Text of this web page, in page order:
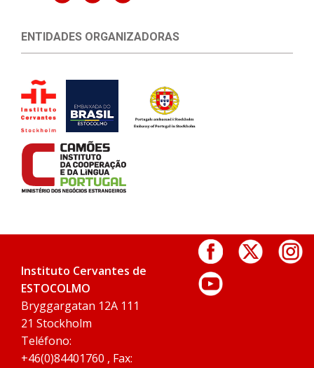
ENTIDADES ORGANIZADORAS
Instituto Cervantes de
ESTOCOLMO
Bryggargatan 12A 111
21 Stockholm
Teléfono:
+46(0)84401760 , Fax: